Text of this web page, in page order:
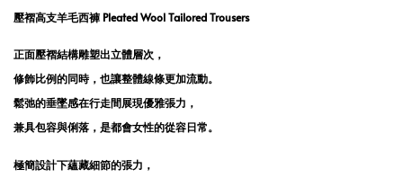
壓褶高支羊毛西褲 Pleated Wool Tailored Trousers
正面壓褶結構雕塑出立體層次，
修飾比例的同時，也讓整體線條更加流動。
鬆弛的垂墜感在行走間展現優雅張力，
兼具包容與俐落，是都會女性的從容日常。
極簡設計下蘊藏細節的張力，